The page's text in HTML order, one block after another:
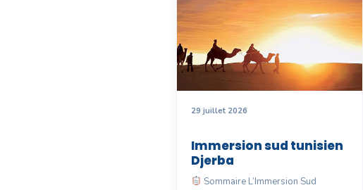
29 juillet 2026
Immersion sud tunisien
Djerba
Sommaire L’Immersion Sud